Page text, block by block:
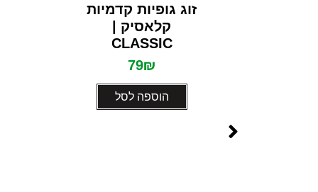
זוג גופיות קדמיות
קלאסיק |
CLASSIC
79₪
הוספה לסל
0